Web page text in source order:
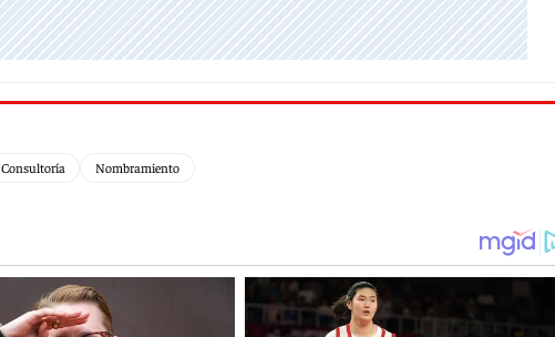
Consultoría Nombramiento